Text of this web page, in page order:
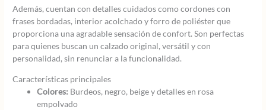
Además, cuentan con detalles cuidados como cordones con
frases bordadas, interior acolchado y forro de poliéster que
proporciona una agradable sensación de confort. Son perfectas
para quienes buscan un calzado original, versátil y con
personalidad, sin renunciar a la funcionalidad.
Características principales
Colores: Burdeos, negro, beige y detalles en rosa
empolvado